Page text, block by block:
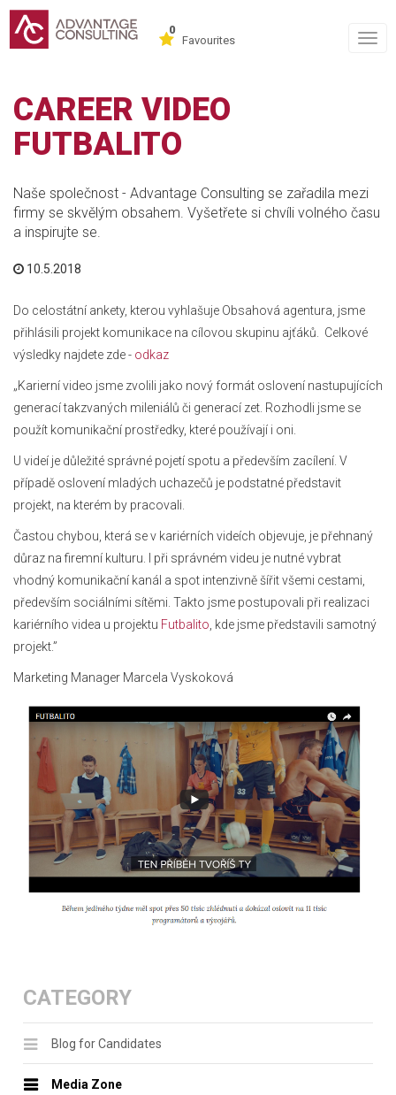
0
Favourites
CAREER VIDEO
FUTBALITO
Naše společnost - Advantage Consulting se zařadila mezi
firmy se skvělým obsahem. Vyšetřete si chvíli volného času
a inspirujte se.
10.5.2018
Do celostátní ankety, kterou vyhlašuje Obsahová agentura, jsme
přihlásili projekt komunikace na cílovou skupinu ajťáků. Celkové
výsledky najdete zde - odkaz
„Karierní video jsme zvolili jako nový formát oslovení nastupujících
generací takzvaných mileniálů či generací zet. Rozhodli jsme se
použít komunikační prostředky, které používají i oni.
U videí je důležité správné pojetí spotu a především zacílení. V
případě oslovení mladých uchazečů je podstatné představit
projekt, na kterém by pracovali.
Častou chybou, která se v kariérních videích objevuje, je přehnaný
důraz na firemní kulturu. I při správném videu je nutné vybrat
vhodný komunikační kanál a spot intenzivně šířit všemi cestami,
především sociálními sítěmi. Takto jsme postupovali při realizaci
kariérního videa u projektu Futbalito , kde jsme představili samotný
projekt.”
Marketing Manager Marcela Vyskoková
CATEGORY
Blog for Candidates
Media Zone